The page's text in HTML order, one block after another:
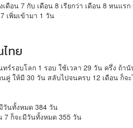
ดือน 7 กับ เดือน 8 เรียกว่า เดือน 8 หนแรก
เพิ่มเข้ามา 1 วัน
ทย
ร์รอบโลก 1 รอบ ใช้เวลา 29 วัน ครึ่ง ถ้
คู่ ให้มี 30 วัน สลับไปจนครบ 12 เดือน ก็จ
วันทั้งหมด 384 วัน
7 ก็จะมีวันทั้งหมด 355 วัน